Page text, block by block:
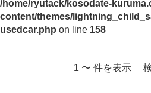
/home/ryutack/kosodate-
content/themes/
usedcar.php on line 158
1 〜 件を表示